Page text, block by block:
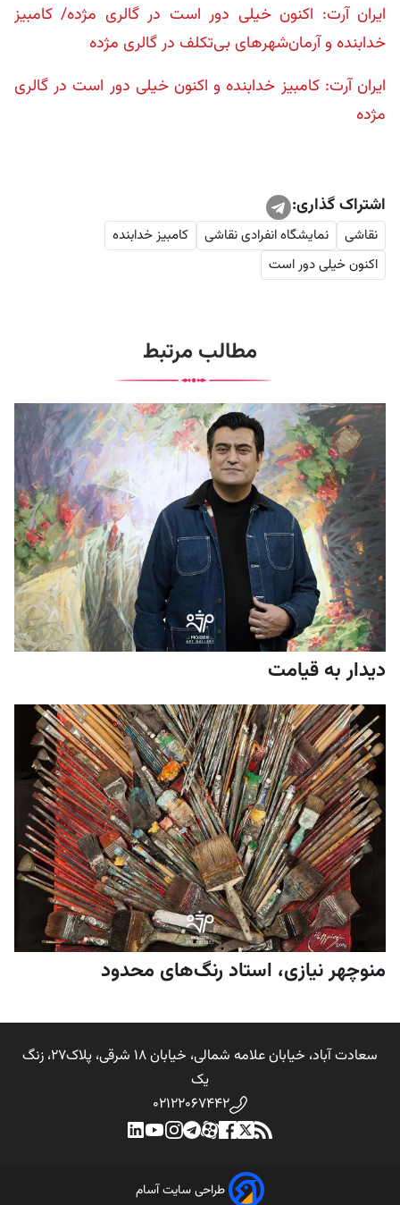
ایران آرت: اکنون خیلی دور است در گالری مژده/ کامبیز
خدابنده و آرمان‌شهرهای بی‌تکلف در گالری مژده
ایران آرت: کامبیز خدابنده و اکنون خیلی دور است در گالری
مژده
اشتراک گذاری:
نقاشی نمایشگاه انفرادی نقاشی‌
کامبیز خدابنده
اکنون خیلی دور است
مطالب مرتبط
دیدار به قیامت
منوچهر نیازی، استاد رنگ‌های محدود
سعادت آباد، خیابان علامه شمالی، خیابان 18 شرقی، پلاک27، زنگ
یک
02122067442
طراحی سایت آسام